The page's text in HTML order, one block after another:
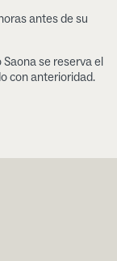
antes de su
se reserva el
con anterioridad.